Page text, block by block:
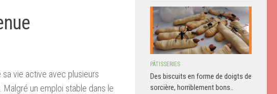
vie active avec plusieurs
un emploi stable dans le
PÂTISSERIES
Des biscuits en forme de doigts de
sorcière, horriblement bons..